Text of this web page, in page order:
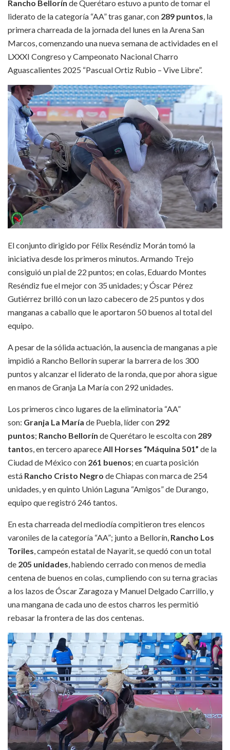
Rancho Bellorín de Querétaro estuvo a punto de tomar el
liderato de la categoría “AA” tras ganar, con 289 puntos, la
primera charreada de la jornada del lunes en la Arena San
Marcos, comenzando una nueva semana de actividades en el
LXXXI Congreso y Campeonato Nacional Charro
Aguascalientes 2025 “Pascual Ortiz Rubio – Vive Libre”.
El conjunto dirigido por Félix Reséndiz Morán tomó la
iniciativa desde los primeros minutos. Armando Trejo
consiguió un pial de 22 puntos; en colas, Eduardo Montes
Reséndiz fue el mejor con 35 unidades; y Óscar Pérez
Gutiérrez brilló con un lazo cabecero de 25 puntos y dos
manganas a caballo que le aportaron 50 buenos al total del
equipo.
A pesar de la sólida actuación, la ausencia de manganas a pie
impidió a Rancho Bellorín superar la barrera de los 300
puntos y alcanzar el liderato de la ronda, que por ahora sigue
en manos de Granja La María con 292 unidades.
Los primeros cinco lugares de la eliminatoria “AA”
son: Granja La María de Puebla, líder con 292
puntos; Rancho Bellorín de Querétaro le escolta con 289
tantos, en tercero apareceAll Horses “Máquina 501” de la
Ciudad de México con 261 buenos; en cuarta posición
está Rancho Cristo Negro de Chiapas con marca de 254
unidades, y en quinto Unión Laguna “Amigos” de Durango,
equipo que registró 246 tantos.
En esta charreada del mediodía compitieron tres elencos
varoniles de la categoría “AA”; junto a Bellorín, Rancho Los
Toriles, campeón estatal de Nayarit, se quedó con un total
de 205 unidades, habiendo cerrado con menos de media
centena de buenos en colas, cumpliendo con su terna gracias
a los lazos de Óscar Zaragoza y Manuel Delgado Carrillo, y
una mangana de cada uno de estos charros les permitió
rebasar la frontera de las dos centenas.